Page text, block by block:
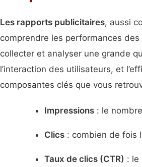
Les rapports publicitaires, aussi
comprendre les performances
collecter et analyser une grande
l’interaction des utilisateurs, et
composantes clés que vous
Impressions: le
Clics: combien de fois
Taux de clics (CTR) : le